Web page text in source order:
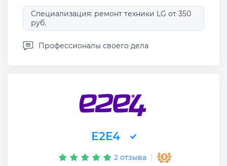
Специализация: ремонт техники LG от 350
руб.
Профессионалы своего дела
Е2Е4
2 отзыва